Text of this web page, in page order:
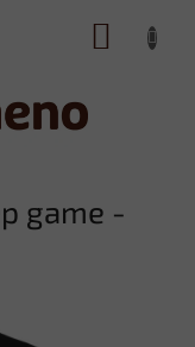
game -